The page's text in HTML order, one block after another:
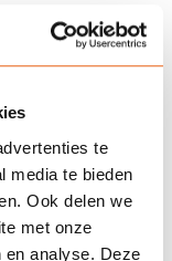
te
media te bieden
Ook delen we
met onze
analyse. Deze
om je hypotheek te
bedrijf of
problemen.
Laat je goed